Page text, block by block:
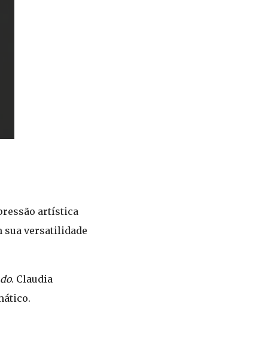
artística
sua versatilidade
. Claudia